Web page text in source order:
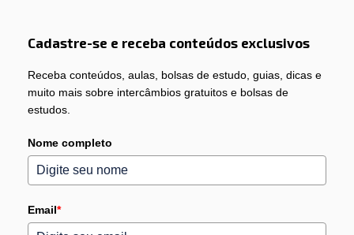
Cadastre-se e receba conteúdos exclusivos
Receba conteúdos, aulas, bolsas de estudo, guias, dicas e
muito mais sobre intercâmbios gratuitos e bolsas de
estudos.
Nome completo
Email*